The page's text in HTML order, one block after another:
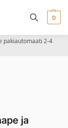
0
pakiautomaati 2-4
ja